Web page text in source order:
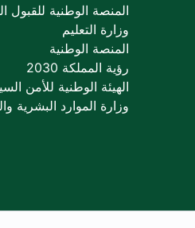
المنصة الوطنية للقبول
وزارة التعليم
المنصة الوطنية
رؤية المملكة 2030
الهيئة الوطنية للأمن
وزارة الموارد البشرية